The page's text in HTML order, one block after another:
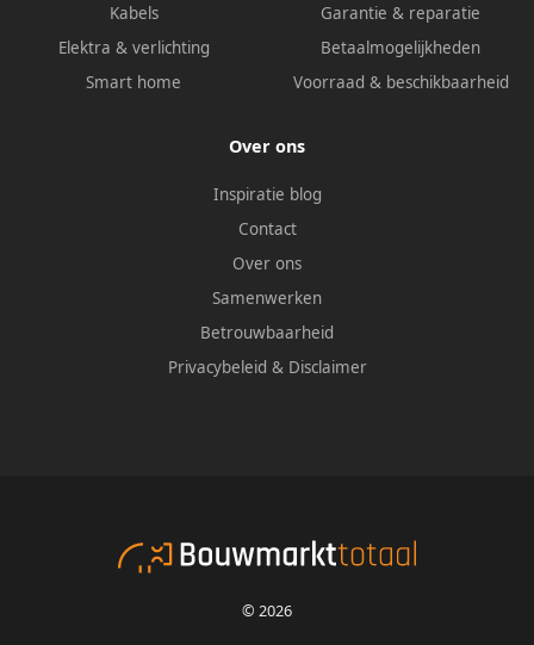
Kabels
Elektra & verlichting
Smart home
Garantie & reparatie
Betaalmogelijkheden
Voorraad & beschikbaarheid
Over ons
Inspiratie blog
Contact
Over ons
Samenwerken
Betrouwbaarheid
Privacybeleid & Disclaimer
© 2026